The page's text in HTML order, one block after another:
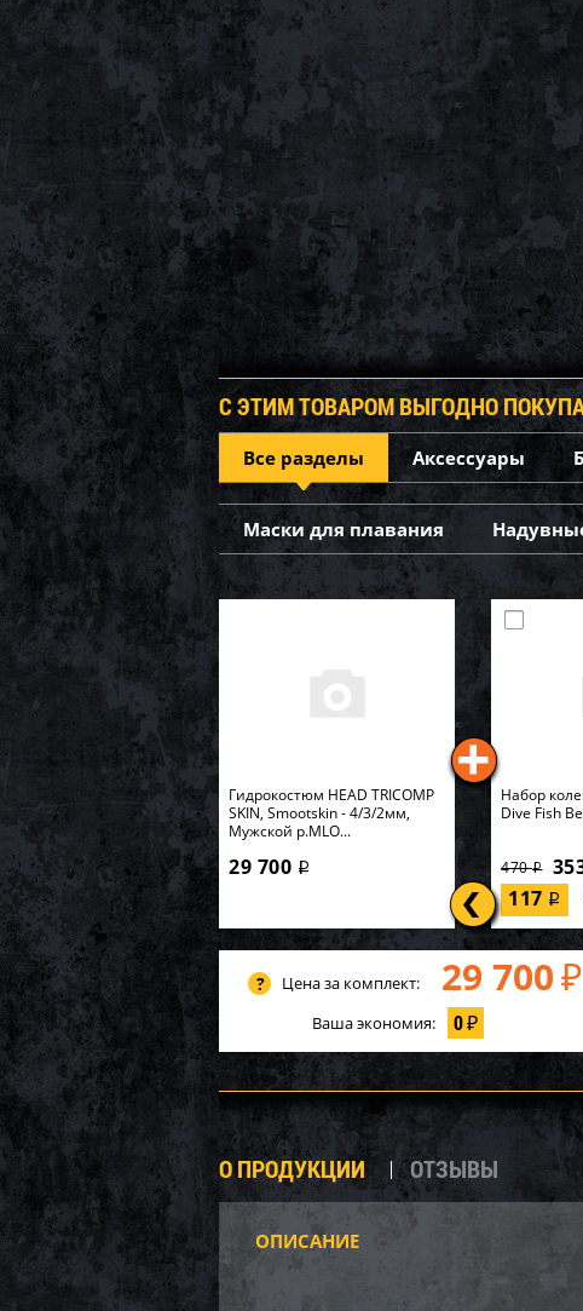
С ЭТИМ ТОВАРОМ ВЫГОДНО
Все разделы Аксессуары
Маски для плавания
Гидрокостюм HEAD TRICOMP
SKIN, Smootskin - 4/3/2мм,
Мужской р.MLO...
29 700 i
Набор
Dive Fish
470i
117 i
P20-1852-
Каркасный
549х132см,
Цена за комплект: 29 700 ₽
Ваша экономия: 0₽
О ПРОДУКЦИИ ОТЗЫВЫ
ОПИСАНИЕ